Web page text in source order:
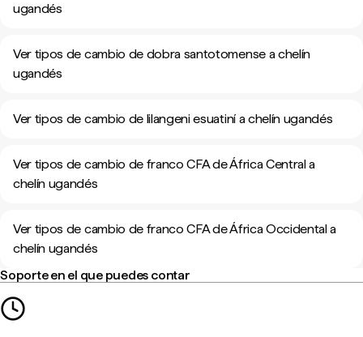
ugandés
Ver tipos de cambio de dobra santotomense a chelín
ugandés
Ver tipos de cambio de lilangeni esuatiní a chelín ugandés
Ver tipos de cambio de franco CFA de África Central a
chelín ugandés
Ver tipos de cambio de franco CFA de África Occidental a
chelín ugandés
Soporte en el que puedes contar